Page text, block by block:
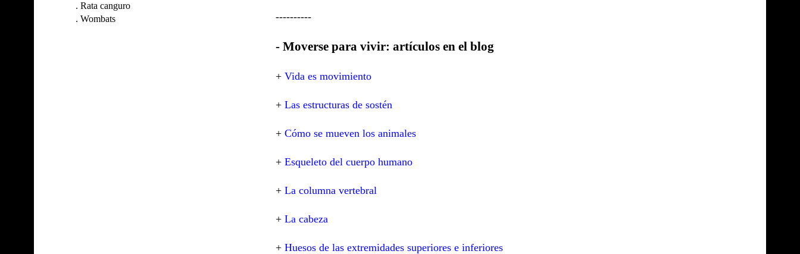
----------
- Moverse para vivir: artículos en el blog
+ Vida es movimiento
+ Las estructuras de sostén
+ Cómo se mueven los animales
+ Esqueleto del cuerpo humano
+ La columna vertebral
+ La cabeza
+ Huesos de las extremidades superiores e inferiores
. Rata canguro
. Wombats